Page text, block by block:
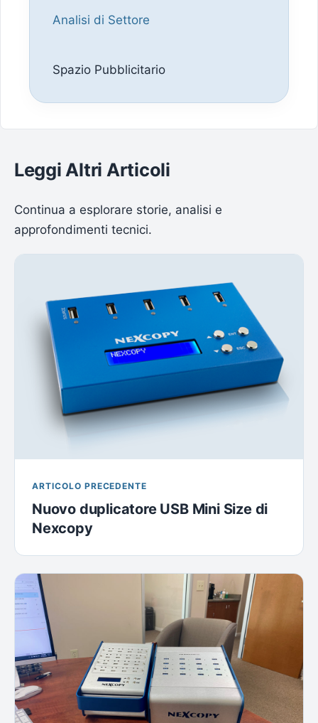
Analisi di Settore
Spazio Pubblicitario
Leggi Altri Articoli
Continua a esplorare storie, analisi e
approfondimenti tecnici.
ARTICOLO PRECEDENTE
Nuovo duplicatore USB Mini Size di
Nexcopy